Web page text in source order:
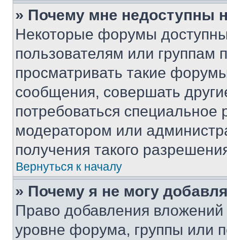
» Почему мне недоступны
Некоторые форумы
пользователям или группам
просматривать такие
сообщения, совершать
потребоваться
модератором или
получения такого
Вернуться к началу
» Почему я не могу
Право добавления
уровне форума, группы или